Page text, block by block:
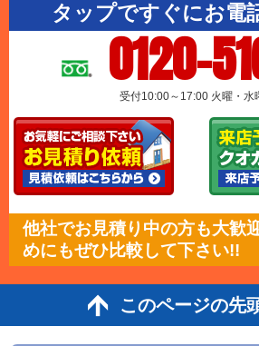
タップですぐにお電
0120-
受付10:00～17:00 火曜・水
他社でお見積り中の方も大歓
めにもぜひ比較して下さい!!
このページの先